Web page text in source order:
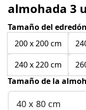
almohada 3
Tamaño del edredón
200 x 200 cm
240 x 220 cm
Tamaño de la
40 x 80 cm